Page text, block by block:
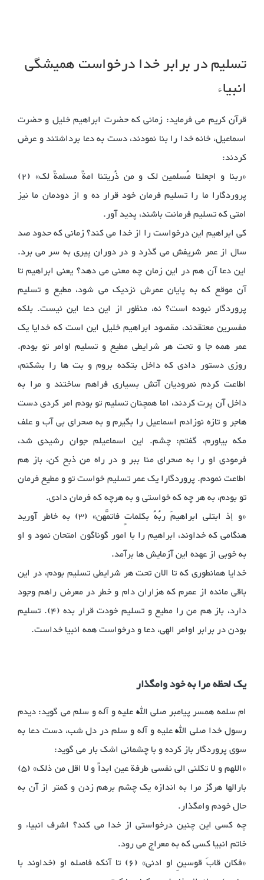
تسلیم در برابر خدا درخواست همیشگی
انبیاء
قرآن کریم می فرماید: زمانی که حضرت ابراهیم خلیل و حضرت
اسماعیل، خانه خدا را بنا نمودند، دست به دعا برداشتند و عرض
کردند:
«ربنا و اجعلنا مُسلمین لک و من ذُریتنا امةً مسلمةً لک» (2)
پروردگارا ما را تسلیم فرمان خود قرار ده و از دودمان ما نیز
امتی که تسلیم فرمانت باشند، پدید آور.
کی ابراهیم این درخواست را از خدا می کند؟ زمانی که حدود صد
سال از عمر شریفش می گذرد و در دوران پیری به سر می برد.
این دعا آن هم در این زمان چه معنی می دهد؟ یعنی ابراهیم تا
آن موقع که به پایان عمرش نزدیک می شود، مطیع و تسلیم
پروردگار نبوده است؟ نه، منظور از این دعا این نیست. بلکه
مفسرین معتقدند، مقصود ابراهیم خلیل این است که خدایا یک
عمر همه جا و تحت هر شرایطی مطیع و تسلیم اوامر تو بودم.
روزی دستور دادی که داخل بتکده بروم و بت ها را بشکنم،
اطاعت کردم نمرودیان آتش بسیاری فراهم ساختند و مرا به
داخل آن پرت کردند، اما همچنان تسلیم تو بودم امر کردی دست
هاجر و تازه نوزادم اسماعیل را بگیرم و به صحرای بی آب و علف
مکه بیاورم، گفتم: چشم. این اسماعیلم جوان رشیدی شد،
فرمودی او را به صحرای منا ببر و در راه من ذبح کن،‌ باز هم
اطاعت نمودم. پروردگارا یک عمر تسلیم خواست تو و مطیع فرمان
تو بودم، به هر چه که خواستی و به هرچه که فرمان دادی.
«و إذ ابتلی ابراهیمَ ربُهُ بکلماتٍ فاتمَّهن» (3) به خاطر آورید
هنگامی که خداوند، ابراهیم را با امور گوناگون امتحان نمود و او
به خوبی از عهده این آزمایش ها برآمد.
خدایا همانطوری که تا الان تحت هر شرایطی تسلیم بودم، در این
باقی مانده از عمرم که هزاران دام و خطر در معرض راهم وجود
دارد، باز هم من را مطیع و تسلیم خودت قرار بده (4). تسلیم
بودن در برابر اوامر الهی، دعا و درخواست همه انبیا خداست.
یک لحظه مرا به خود وامگذار
ام سلمه همسر پیامبر صلی الله علیه و آله و سلم می گوید: دیدم
رسول خدا صلی الله علیه و آله و سلم در دل شب، دست دعا به
سوی پروردگار باز کرده و با چشمانی اشک بار می گوید:
«اللهم و لا تکلنی الی نفسی طرفة عین ابداً و لا اقل من ذلک» (5)
بارالها هرگز مرا به اندازه یک چشم برهم زدن و کمتر از آن به
حال خودم وامگذار.
چه کسی این چنین درخواستی از خدا می کند؟ اشرف انبیاء و
خاتم انبیا کسی که به معراج می رود.
«فکان قابَ قوسینِ او ادنی» (6) تا آنکه فاصله او (خداوند با